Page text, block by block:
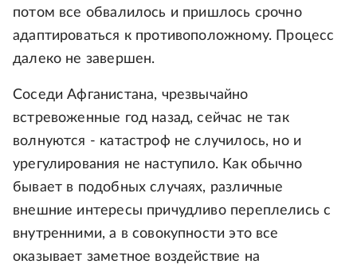
потом все обвалилось и пришлось срочно
адаптироваться к противоположному. Процесс
далеко не завершен.
Соседи Афганистана, чрезвычайно
встревоженные год назад, сейчас не так
волнуются - катастроф не случилось, но и
урегулирования не наступило. Как обычно
бывает в подобных случаях, различные
внешние интересы причудливо переплелись с
внутренними, а в совокупности это все
оказывает заметное воздействие на